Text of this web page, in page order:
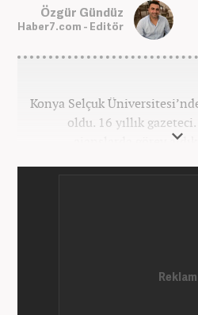
Özgür Gündüz
Haber7.com - Editör
Konya Selçuk
oldu. 16 yıllık
ajanslarda görev